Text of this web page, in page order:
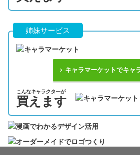
姉妹サービス
キャラマーケットでキャ
こんなキャラクターが
買えます